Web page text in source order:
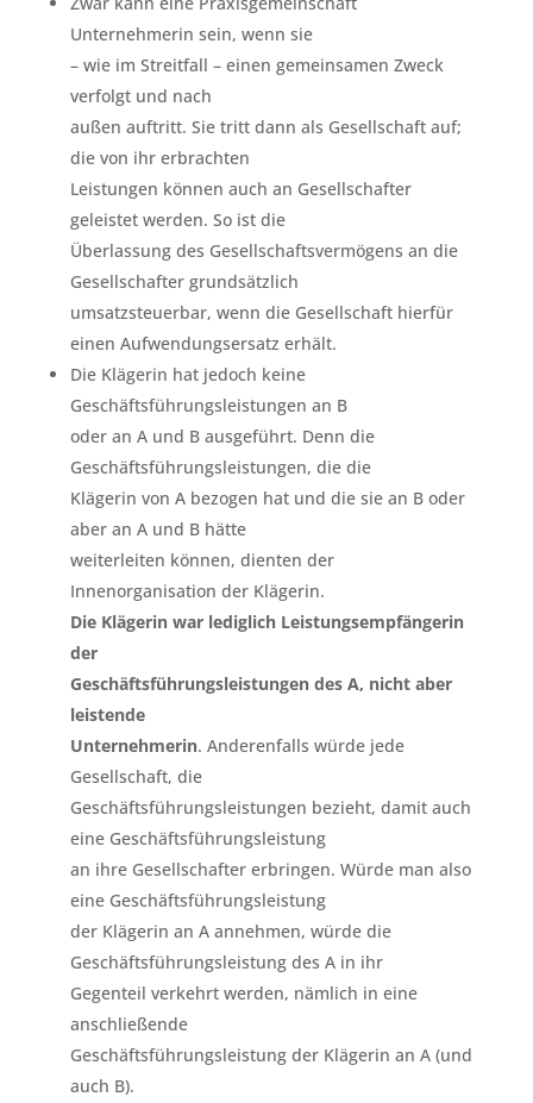
Unternehmerin sein, wenn sie
– wie im Streitfall – einen gemeinsamen Zweck
verfolgt und nach
außen auftritt. Sie tritt dann als Gesellschaft auf;
die von ihr erbrachten
Leistungen können auch an Gesellschafter
geleistet werden. So ist die
Überlassung des Gesellschaftsvermögens an die
Gesellschafter grundsätzlich
umsatzsteuerbar, wenn die Gesellschaft hierfür
einen Aufwendungsersatz erhält.
Die Klägerin hat jedoch keine
Geschäftsführungsleistungen an B
oder an A und B ausgeführt. Denn die
Geschäftsführungsleistungen, die die
Klägerin von A bezogen hat und die sie an B oder
aber an A und B hätte
weiterleiten können, dienten der
Innenorganisation der Klägerin.
Die Klägerin war lediglich Leistungsempfängerin
der
Geschäftsführungsleistungen des A, nicht aber
leistende
Unternehmerin. Anderenfalls würde jede
Gesellschaft, die
Geschäftsführungsleistungen bezieht, damit auch
eine Geschäftsführungsleistung
an ihre Gesellschafter erbringen. Würde man also
eine Geschäftsführungsleistung
der Klägerin an A annehmen, würde die
Geschäftsführungsleistung des A in ihr
Gegenteil verkehrt werden, nämlich in eine
anschließende
Geschäftsführungsleistung der Klägerin an A (und
auch B).